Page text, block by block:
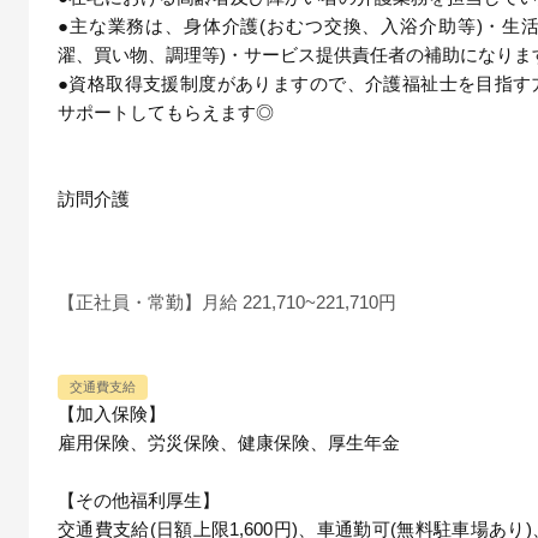
●主な業務は、身体介護(おむつ交換、入浴介助等)・生
濯、買い物、調理等)・サービス提供責任者の補助になりま
●資格取得支援制度がありますので、介護福祉士を目指す
サポートしてもらえます◎
訪問介護
【正社員・常勤】月給 221,710~221,710円
交通費支給
【加入保険】
雇用保険、労災保険、健康保険、厚生年金
【その他福利厚生】
交通費支給(日額上限1,600円)、車通勤可(無料駐車場あり)